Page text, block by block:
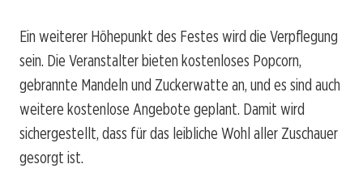
Ein weiterer Höhepunkt des Festes wird die Verpflegung
sein. Die Veranstalter bieten kostenloses Popcorn,
gebrannte Mandeln und Zuckerwatte an, und es sind auch
weitere kostenlose Angebote geplant. Damit wird
sichergestellt, dass für das leibliche Wohl aller Zuschauer
gesorgt ist.